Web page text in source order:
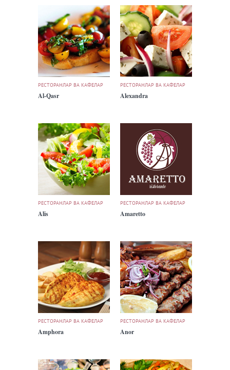
РЕСТОРАНЛАР ВА КАФЕЛАР
Al-Qasr
РЕСТОРАНЛАР ВА КАФЕЛАР
Alexandra
РЕСТОРАНЛАР ВА КАФЕЛАР
Alis
РЕСТОРАНЛАР ВА КАФЕЛАР
Amaretto
РЕСТОРАНЛАР ВА КАФЕЛАР
Amphora
РЕСТОРАНЛАР ВА КАФЕЛАР
Anor